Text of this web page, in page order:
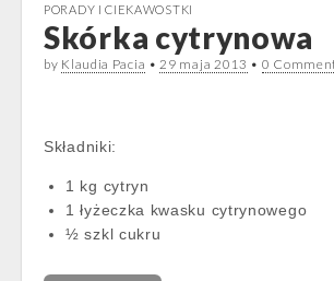
PORADY I CIEKAWOSTKI
Skórka cytrynowa
by Klaudia Pacia • 29 maja 2013 • 0
Składniki:
1 kg cytryn
1 łyżeczka kwasku cytrynowego
½ szkl cukru